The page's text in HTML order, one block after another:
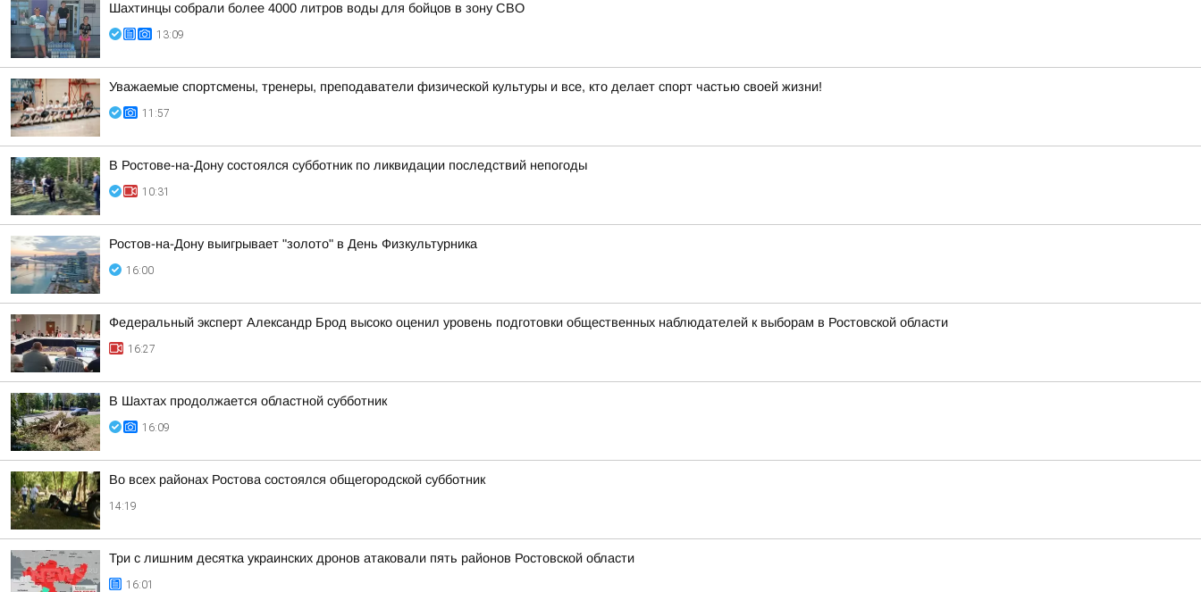
Шахтинцы собрали более 4000 литров воды для бойцов в зону СВО
13:09
Уважаемые спортсмены, тренеры, преподаватели физической культуры и все, кто делает спорт частью своей жизни!
11:57
В Ростове-на-Дону состоялся субботник по ликвидации последствий непогоды
10:31
Ростов-на-Дону выигрывает "золото" в День Физкультурника
16:00
Федеральный эксперт Александр Брод высоко оценил уровень подготовки общественных наблюдателей к выборам в Ростовской области
16:27
В Шахтах продолжается областной субботник
16:09
Во всех районах Ростова состоялся общегородской субботник
14:19
Три с лишним десятка украинских дронов атаковали пять районов Ростовской области
16:01